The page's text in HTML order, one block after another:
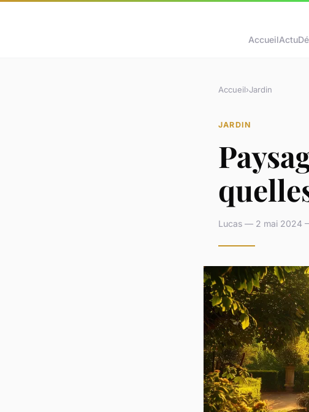
AccueilActu
Accueil›Jardin
JARDIN
Lucas — 2 mai 2024